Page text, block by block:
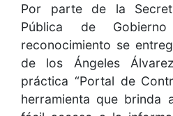
Por parte de la
Pública de
reconocimiento se
de los Ángeles
práctica “Portal de
herramienta que brinda